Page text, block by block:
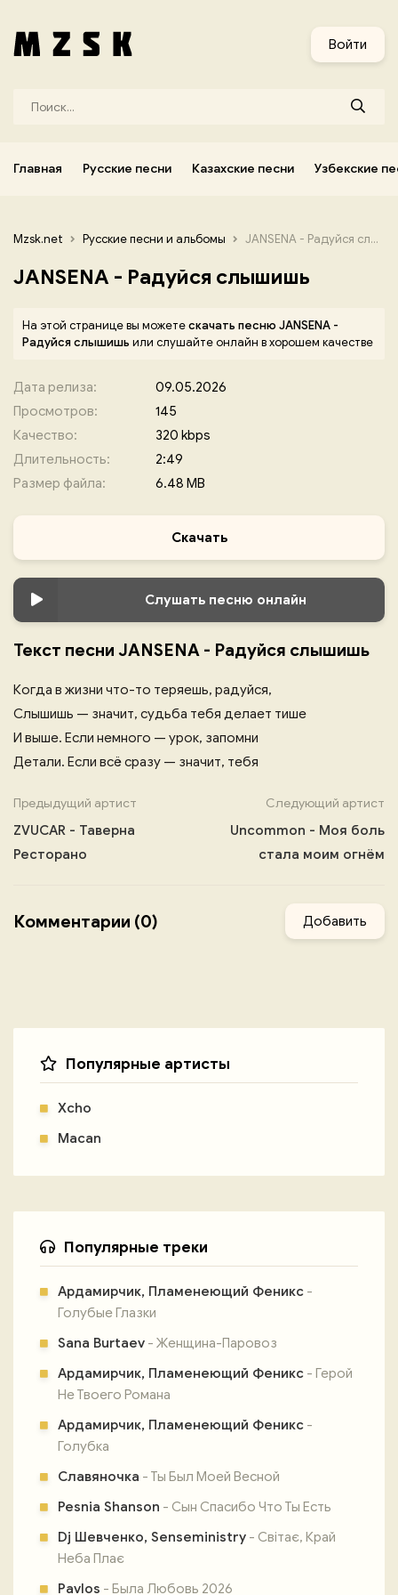
Войти
Главная Русские песни Казахские песни Узбекские
Mzsk.net Русские песни и альбомы JANSENA - Радуйся слышишь
JANSENA - Радуйся слышишь
На этой странице вы можетескачать песню JANSENA -
Радуйся слышишь или слушайте онлайн в хорошем качестве
Дата релиза:
09.05.2026
Просмотров:
145
Качество:
320 kbps
Длительность:
2:49
Размер файла:
6.48 MB
Скачать
Слушать песню онлайн
Текст песни JANSENA - Радуйся слышишь
Когда в жизни что-то теряешь, радуйся,
Слышишь — значит, судьба тебя делает тише
И выше. Если немного — урок, запомни
Детали. Если всё сразу — значит, тебя
Предыдущий артист
ZVUCAR - Таверна
Ресторано
Следующий артист
Uncommon - Моя боль
стала моим огнём
Комментарии (0) Добавить
Популярные артисты
Xcho
Macan
Популярные треки
Ардамирчик, Пламенеющий Феникс -
Голубые Глазки
Sana Burtaev - Женщина-Паровоз
Ардамирчик, Пламенеющий Феникс - Герой
Не Твоего Романа
Ардамирчик, Пламенеющий Феникс -
Голубка
Славяночка - Ты Был Моей Весной
Pesnia Shanson - Сын Спасибо Что Ты Есть
Dj Шевченко, Senseministry - Світає, Край
Неба Плає
Pavlos - Была Любовь 2026
Узбекские песни Корейские песни